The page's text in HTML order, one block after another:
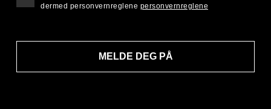
MELDE DEG PÅ
dermed personvernreglene personvernreglene